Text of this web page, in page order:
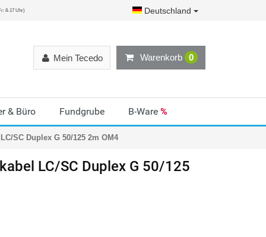
8-17 Uhr) Deutschland
Warenkorb 0
Mein Tecedo
& Büro Fundgrube B-Ware %
SC Duplex G 50/125 2m OM4
LC/SC Duplex G 50/125